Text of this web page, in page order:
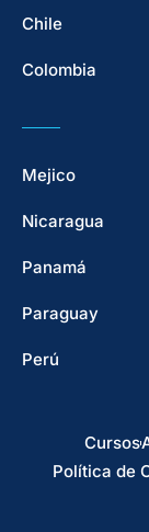
Chile
Colombia
Mejico
Nicaragua
Panamá
Paraguay
Perú
Cursos
Política de